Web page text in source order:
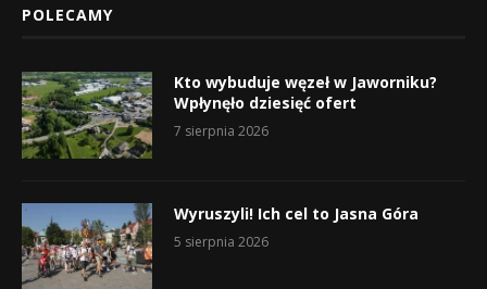
POLECAMY
Kto wybuduje węzeł w Jaworniku?
Wpłynęło dziesięć ofert
7 sierpnia 2026
Wyruszyli! Ich cel to Jasna Góra
5 sierpnia 2026